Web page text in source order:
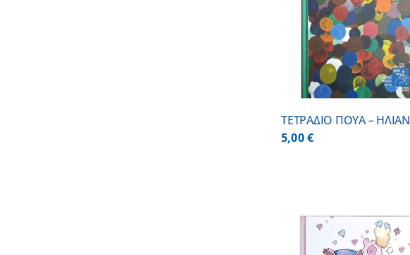
ΤΕΤΡΑΔΙΟ ΠΟΥΑ –
5,00€
ADD TO CART